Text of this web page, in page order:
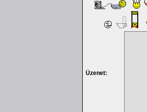
Üzenet: